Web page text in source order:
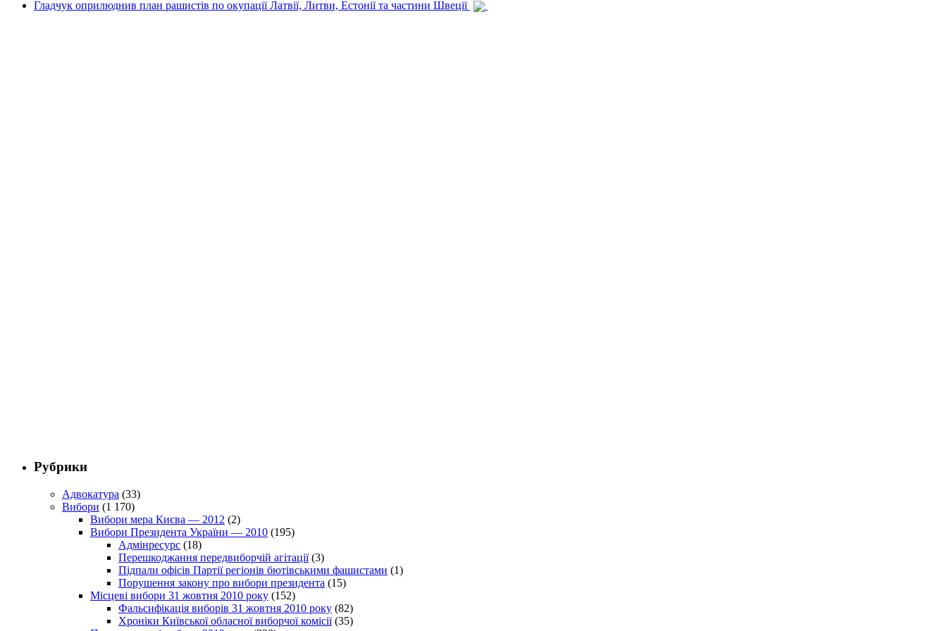
Гладчук оприлюднив план рашистів по окупації Латвії, Литви, Естонії та частини Швеції
Рубрики
Адвокатура (33)
Вибори (1 170)
Вибори мера Києва — 2012 (2)
Вибори Президента України — 2010 (195)
Адмінресурс (18)
Перешкоджання передвиборчій агітації(3)
Підпали офісів Партії регіонів бютівськими фашистами (1)
Порушення закону про вибори президента (15)
Місцеві вибори 31 жовтня 2010 року (152)
Фальсифікація виборів 31 жовтня 2010 року (82)
Хроніки Київської обласної виборчої комісії(35)